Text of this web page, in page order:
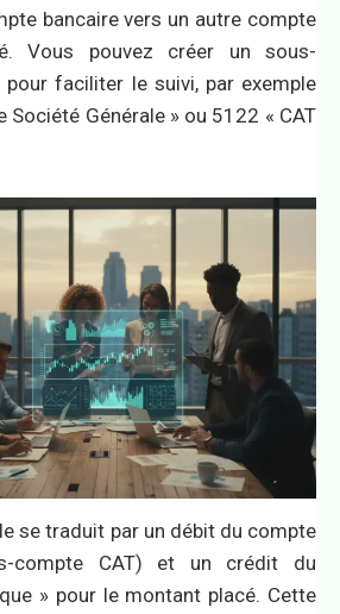
bancaire vers un autre compte
Vous pouvez créer un sous-
faciliter le suivi, par exemple
Société Générale » ou 5122 « CAT
se traduit par un débit du compte
compte CAT) et un crédit du
» pour le montant placé. Cette